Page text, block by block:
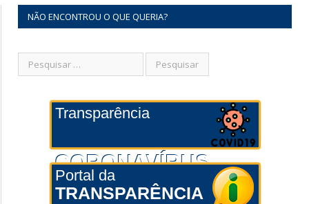
NÃO ENCONTROU O QUE QUERIA?
Transparência
CORONAVÍRUS
Portal da
TRANSPARÊNCIA